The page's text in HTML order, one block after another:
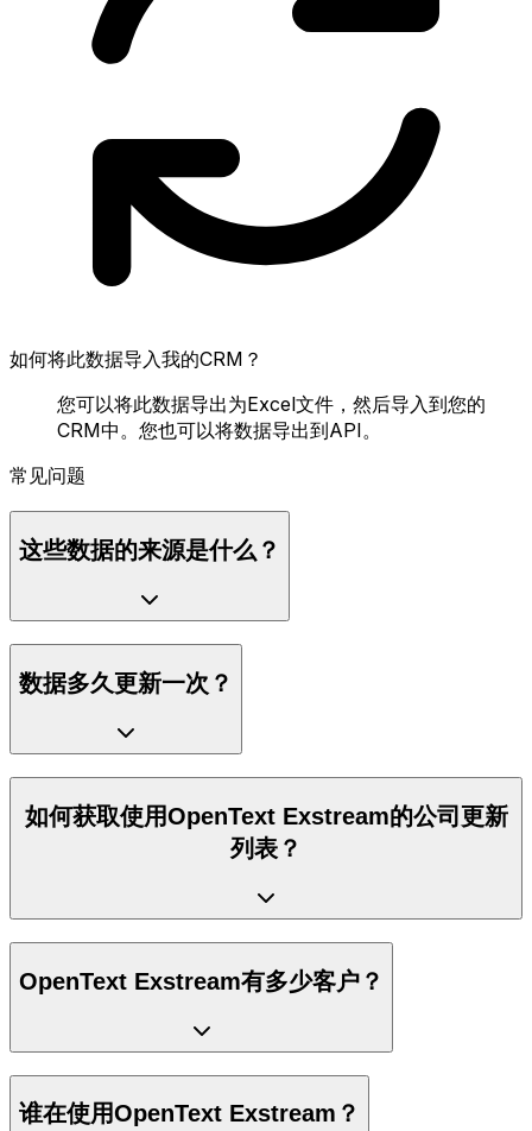
如何将此数据导入我的CRM？
您可以将此数据导出为Excel文件，然后导入到您的
CRM中。您也可以将数据导出到API。
常见问题
这些数据的来源是什么？
数据多久更新一次？
如何获取使用OpenText Exstream的公司更新
列表？
OpenText Exstream有多少客户？
谁在使用OpenText Exstream？